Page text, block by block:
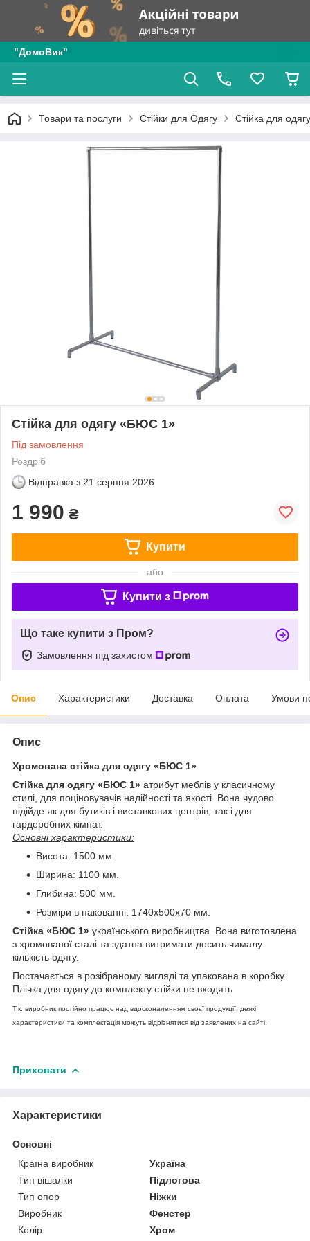
"ДомоВик"
Товари та послуги Стійки для Одягу Стійка для
Стійка для одягу «БЮС 1»
Під замовлення
Роздріб
Відправка з 21 серпня 2026
1 990 ₴
Купити
або
Купити з
Що таке купити з Пром?
Замовлення під захистом
Опис Характеристики Доставка Оплата Умови
Опис
Хромована стійка для одягу «БЮС 1»
Стійка для одягу «БЮС 1» атрибут меблів у класичному
стилі, для поціновувачів надійності та якості. Вона чудово
підійде як для бутиків і виставкових центрів, так і для
гардеробних кімнат.
Основні характеристики:
Висота: 1500 мм.
Ширина: 1100 мм.
Глибина: 500 мм.
Розміри в пакованні: 1740x500x70 мм.
Стійка «БЮС 1» українського виробництва. Вона виготовлена
з хромованої сталі та здатна витримати досить чималу
кількість одягу.
Постачається в розібраному вигляді та упакована в коробку.
Плічка для одягу до комплекту стійки не входять
Т.к. виробник постійно працює над вдосконаленням своєї продукції, деякі
характеристики та комплектація можуть відрізнятися від заявлених на сайті.
Приховати
Характеристики
Основні
Країна виробник
Україна
Тип вішалки
Підлогова
Тип опор
Ніжки
Виробник
Фенстер
Колір
Хром